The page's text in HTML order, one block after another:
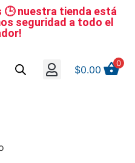
🕒 nuestra tienda está
seguridad a todo el
$0.00
0